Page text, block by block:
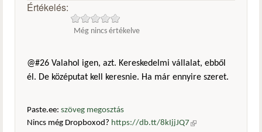
Értékelés:
Még nincs értékelve
@#26 Valahol igen, azt. Kereskedelmi vállalat, ebből
él. De középutat kell keresnie. Ha már ennyire szeret.
Paste.ee: szöveg megosztás
Nincs még Dropboxod? https://db.tt/8kIjjJQ7 (külső